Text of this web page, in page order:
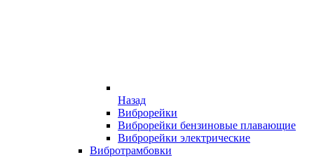
Назад
Виброрейки
Виброрейки бензиновые плавающие
Виброрейки электрические
Вибротрамбовки